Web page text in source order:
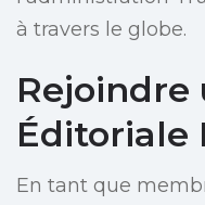
à travers le globe.
Rejoindre
Éditoriale
En tant que